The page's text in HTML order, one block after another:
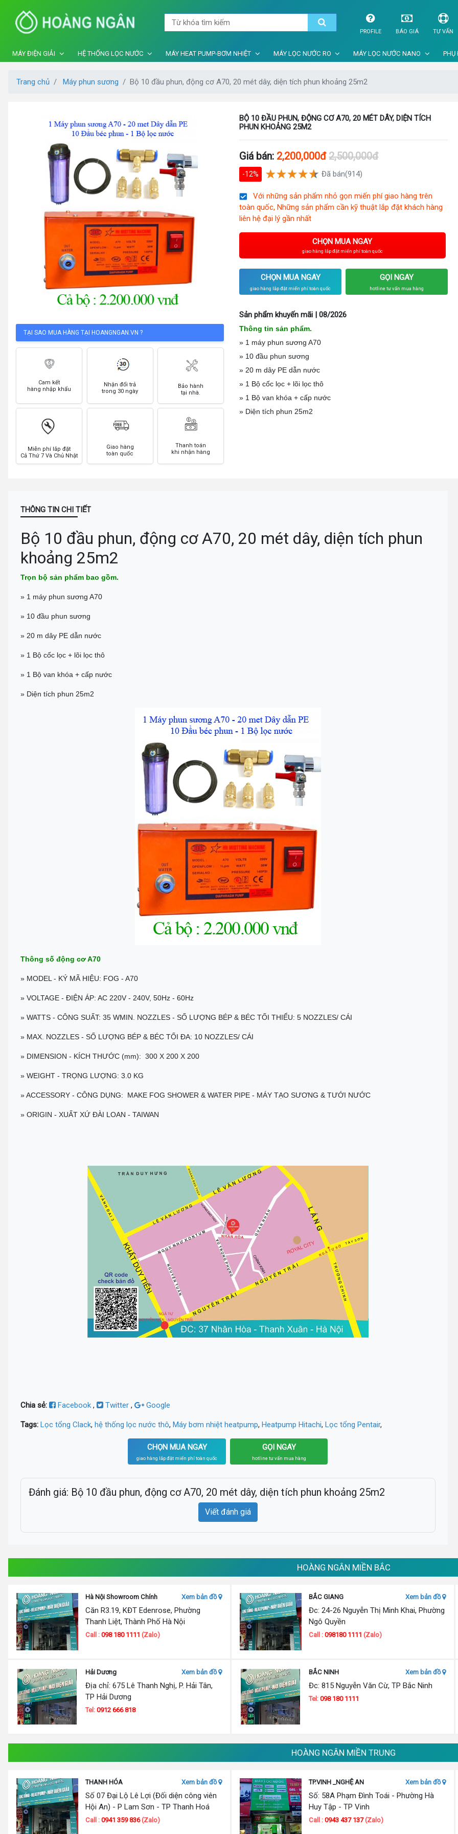
PROFILE BÁO GIÁ TƯ VẤN
MÁY ĐIỆN GIẢI HỆ THỐNG LỌC NƯỚC MÁY HEAT PUMP-BƠM NHIỆT MÁY LỌC NƯỚC RO MÁY LỌC NƯỚC NANO PHỤ
Trang chủ Máy phun sương Bộ 10 đầu phun, động cơ A70, 20 mét dây, diện tích phun khoảng 25m2
TẠI SAO MUA HÀNG TẠI HOANGNGAN.VN ?
Cam kết
hàng nhập khẩu
Nhận đổi trả
trong 30 ngày
Bảo hành
tại nhà.
Miễn phí lắp đặt
Cả Thứ 7 Và Chủ Nhật
Giao hàng
toàn quốc
Thanh toán
khi nhận hàng
BỘ 10 ĐẦU PHUN, ĐỘNG CƠ A70, 20 MÉT DÂY, DIỆN TÍCH
PHUN KHOẢNG 25M2
Giá bán: 2,200,000đ 2,500,000đ
-12% Đã bán(914)
Với những sản phẩm nhỏ gọn miến phí giao hàng trên
toàn quốc, Những sản phẩm cần kỹ thuật lắp đặt khách hàng
liên hệ đại lý gần nhất
CHỌN MUA NGAY
giao hàng lắp đặt miến phí toàn quốc
CHỌN MUA NGAY
giao hàng lắp đặt miến phí toàn quốc
GỌI NGAY
hotline tư vấn mua hàng
Sản phẩm khuyến mãi | 08/2026
Thông tin sản phẩm.
» 1 máy phun sương A70
» 10 đầu phun sương
» 20 m dây PE dẫn nước
» 1 Bộ cốc lọc + lõi lọc thô
» 1 Bộ van khóa + cấp nước
» Diện tích phun 25m2
THÔNG TIN CHI TIẾT
Bộ 10 đầu phun, động cơ A70, 20 mét dây, diện tích phun
khoảng 25m2
Trọn bộ sản phẩm bao gồm.
» 1 máy phun sương A70
» 10 đầu phun sương
» 20 m dây PE dẫn nước
» 1 Bộ cốc lọc + lõi lọc thô
» 1 Bộ van khóa + cấp nước
» Diện tích phun 25m2
Thông số động cơ A70
» MODEL - KÝ MÃ HIỆU: FOG - A70
» VOLTAGE - ĐIỆN ÁP: AC 220V - 240V, 50Hz - 60Hz
» WATTS - CÔNG SUẤT: 35 WMIN. NOZZLES - SỐ LƯỢNG BÉP & BÉC TỐI THIỂU: 5 NOZZLES/ CÁI
» MAX. NOZZLES - SỐ LƯỢNG BÉP & BÉC TỐI ĐA: 10 NOZZLES/ CÁI
» DIMENSION - KÍCH THƯỚC (mm): 300 X 200 X 200
» WEIGHT - TRỌNG LƯỢNG: 3.0 KG
» ACCESSORY - CÔNG DỤNG: MAKE FOG SHOWER & WATER PIPE - MÁY TẠO SƯƠNG & TƯỚI NƯỚC
» ORIGIN - XUẤT XỨ ĐÀI LOAN - TAIWAN
Chia sẻ: Facebook , Twitter , Google
Tags: Lọc tổng Clack, hệ thống lọc nước thô, Máy bơm nhiệt heatpump, Heatpump Hitachi, Lọc tổng Pentair,
CHỌN MUA NGAY
giao hàng lắp đặt miến phí toàn quốc
GỌI NGAY
hotline tư vấn mua hàng
Đánh giá: Bộ 10 đầu phun, động cơ A70, 20 mét dây, diện tích phun khoảng 25m2
Viết đánh giá
HOÀNG NGÂN MIỀN BẮC
Hà Nội Showroom Chính Xem bản đồ
Căn R3.19, KĐT Edenrose, Phường
Thanh Liệt, Thành Phố Hà Nội
Call : 098 180 1111 (Zalo)
BẮC GIANG Xem bản đồ
Đc: 24-26 Nguyễn Thị Minh Khai, Phường
Ngô Quyền
Call :098180 1111 (Zalo)
Hải Dương Xem bản đồ
Địa chỉ: 675 Lê Thanh Nghị, P. Hải Tân,
TP Hải Dương
Tel: 0912 666 818
BẮC NINH Xem bản đồ
Đc: 815 Nguyễn Văn Cừ, TP Bắc Ninh
Tel:098 180 1111
HOÀNG NGÂN MIỀN TRUNG
THANH HÓA Xem bản đồ
Số 07 Đại Lộ Lê Lợi (Đối diện công viên
Hội An) - P Lam Sơn - TP Thanh Hoá
Call : 0941 359 836(Zalo)
TP.VINH _NGHỆ AN Xem bản đồ
Số: 58A Phạm Đình Toái - Phường Hà
Huy Tập - TP Vinh
Call :0943 437 137(Zalo)